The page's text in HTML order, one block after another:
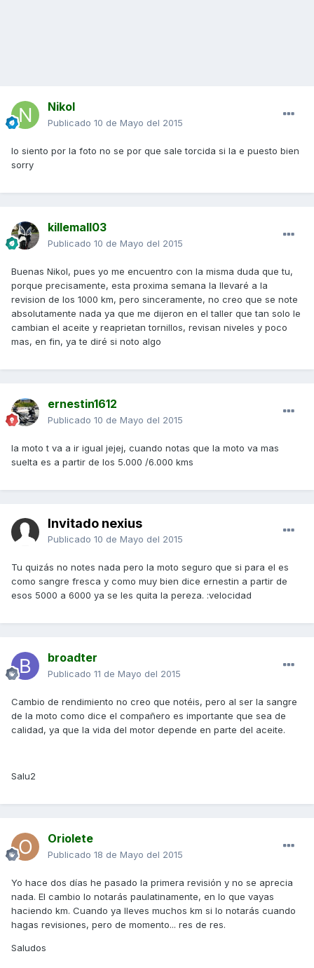
Nikol
Publicado 10 de Mayo del 2015
lo siento por la foto no se por que sale torcida si la e puesto bien
sorry
killemall03
Publicado 10 de Mayo del 2015
Buenas Nikol, pues yo me encuentro con la misma duda que tu,
porque precisamente, esta proxima semana la llevaré a la
revision de los 1000 km, pero sinceramente, no creo que se note
absolutamente nada ya que me dijeron en el taller que tan solo le
cambian el aceite y reaprietan tornillos, revisan niveles y poco
mas, en fin, ya te diré si noto algo
ernestin1612
Publicado 10 de Mayo del 2015
la moto t va a ir igual jejej, cuando notas que la moto va mas
suelta es a partir de los 5.000 /6.000 kms
Invitado nexius
Publicado 10 de Mayo del 2015
Tu quizás no notes nada pero la moto seguro que si para el es
como sangre fresca y como muy bien dice ernestin a partir de
esos 5000 a 6000 ya se les quita la pereza. :velocidad
broadter
Publicado 11 de Mayo del 2015
Cambio de rendimiento no creo que notéis, pero al ser la sangre
de la moto como dice el compañero es importante que sea de
calidad, ya que la vida del motor depende en parte del aceite.
Salu2
Oriolete
Publicado 18 de Mayo del 2015
Yo hace dos días he pasado la primera revisión y no se aprecia
nada. El cambio lo notarás paulatinamente, en lo que vayas
haciendo km. Cuando ya lleves muchos km si lo notarás cuando
hagas revisiones, pero de momento... res de res.
Saludos